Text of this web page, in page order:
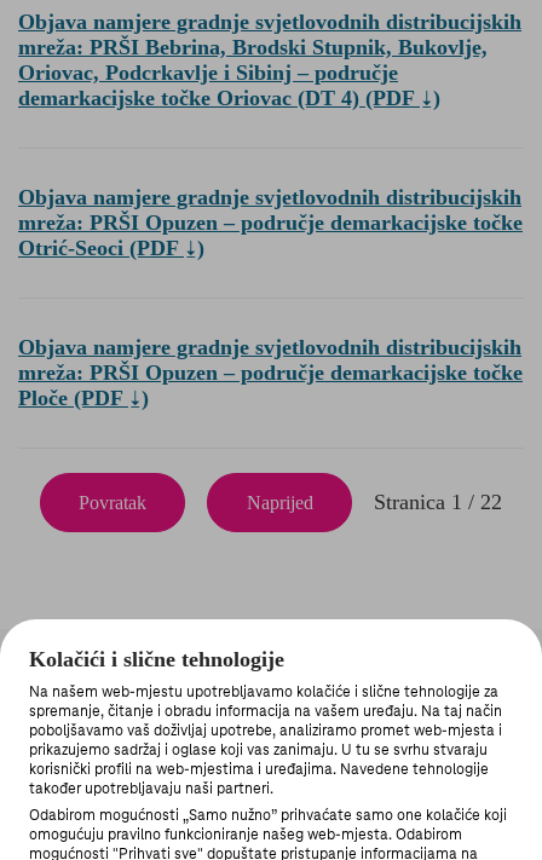
Kolačići i slične tehnologije
Na našem web-mjestu upotrebljavamo kolačiće i slične tehnologije za
spremanje, čitanje i obradu informacija na vašem uređaju. Na taj način
poboljšavamo vaš doživljaj upotrebe, analiziramo promet web-mjesta i
prikazujemo sadržaj i oglase koji vas zanimaju. U tu se svrhu stvaraju
korisnički profili na web-mjestima i uređajima. Navedene tehnologije
također upotrebljavaju naši partneri.
Odabirom mogućnosti „Samo nužno” prihvaćate samo one kolačiće koji
omogućuju pravilno funkcioniranje našeg web-mjesta. Odabirom
mogućnosti "Prihvati sve" dopuštate pristupanje informacijama na
Objava namjere gradnje svjetlovodnih distribucijskih
mreža: PRŠI Bebrina, Brodski Stupnik, Bukovlje,
Oriovac, Podcrkavlje i Sibinj – područje
demarkacijske točke Oriovac (DT 4) (PDF )
Objava namjere gradnje svjetlovodnih distribucijskih
mreža: PRŠI Opuzen – područje demarkacijske točke
Otrić-Seoci (PDF )
Objava namjere gradnje svjetlovodnih distribucijskih
mreža: PRŠI Opuzen – područje demarkacijske točke
Ploče (PDF )
Povratak Naprijed Stranica 1 / 22
MOJ TELEKOM APLIKACIJA